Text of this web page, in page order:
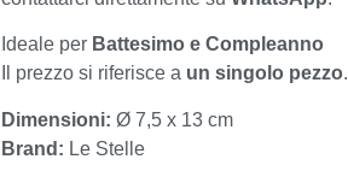
Ideale per Battesimo e Compleanno
Il prezzo si riferisce a un singolo pezzo.
Dimensioni: Ø 7,5 x 13 cm
Brand: Le Stelle